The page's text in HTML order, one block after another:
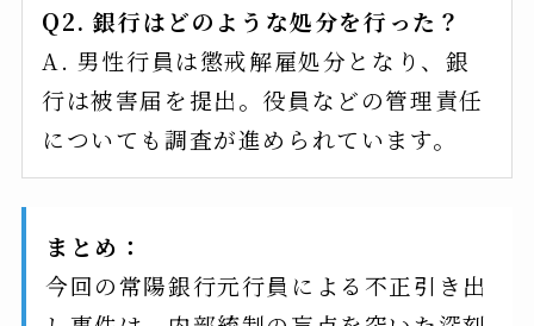
Q2. 銀行はどのような処分を行った？
A. 男性行員は懲戒解雇処分となり、銀
行は被害届を提出。役員などの管理責任
についても調査が進められています。
まとめ：
今回の常陽銀行元行員による不正引き出